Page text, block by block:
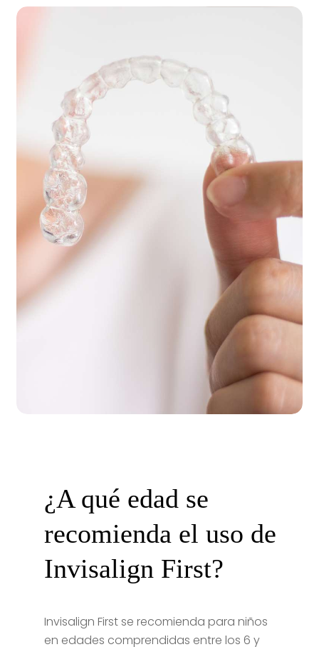
¿A qué edad se
recomienda el uso de
Invisalign First?
Invisalign First se recomienda para niños
en edades comprendidas entre los 6 y